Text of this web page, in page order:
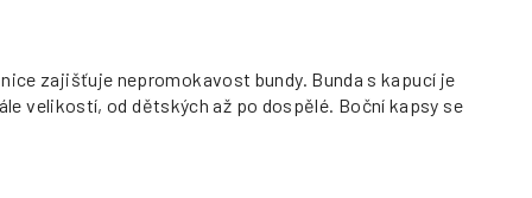
zajišťuje nepromokavost bundy. Bunda s kapucí je
velikostí, od dětských až po dospělé. Boční kapsy se